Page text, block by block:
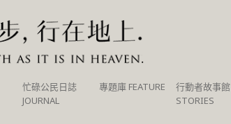
忙碌公民日誌
JOURNAL
專題庫 FEATURE
行動者故事館
STORIES